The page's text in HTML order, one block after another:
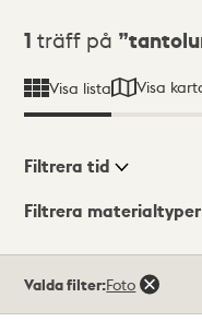
Sökresultat
1 träff på
Visa lista Visa
Visningsläge
Filtrera tid
Filtrera materialtyper
träffar
Valda filter:Foto